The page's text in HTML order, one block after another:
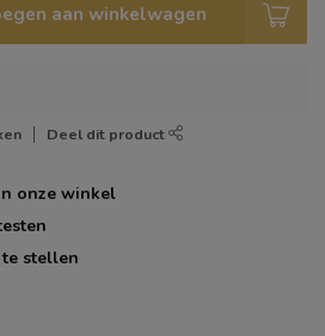
aan winkelwagen
Deel dit product
onze winkel
te stellen